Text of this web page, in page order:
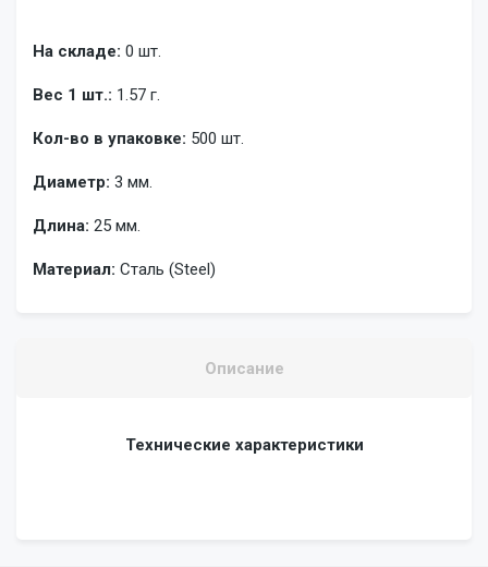
На складе: 0 шт.
Вес 1 шт.: 1.57 г.
Кол-во в упаковке: 500 шт.
Диаметр: 3 мм.
Длина: 25 мм.
Материал: Сталь (Steel)
Описание
Технические характеристики